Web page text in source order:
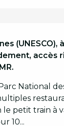
(UNESCO),
accès
National
petit train à
10...